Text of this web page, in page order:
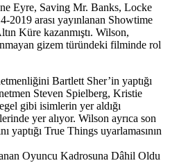
Eyre, Saving Mr. Banks, Locke
2019 arası yayınlanan Showtime
Küre kazanmıştı. Wilson,
gizem türündeki filminde rol
Bartlett Sher’in yaptığı
Steven Spielberg, Kristie
gibi isimlerin yer aldığı
yer alıyor. Wilson ayrıca son
yaptığı True Things uyarlamasının
Oyuncu Kadrosuna Dâhil Oldu